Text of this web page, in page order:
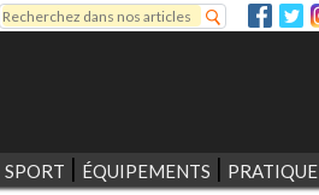
Formulaire de recherche
Rechercher
SPORT ÉQUIPEMENTS PRATIQUE